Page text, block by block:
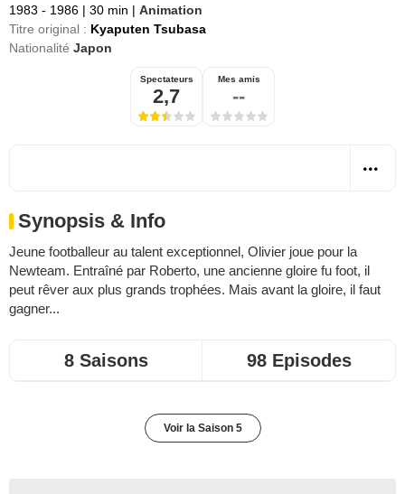
1983 - 1986 | 30 min | Animation
Titre original : Kyaputen Tsubasa
Nationalité Japon
Spectateurs
2,7
Mes amis
--
Synopsis & Info
Jeune footballeur au talent exceptionnel, Olivier joue pour la
Newteam. Entraîné par Roberto, une ancienne gloire fu foot, il
peut rêver aux plus grands trophées. Mais avant la gloire, il faut
gagner...
8 Saisons 98 Episodes
Voir la Saison 5